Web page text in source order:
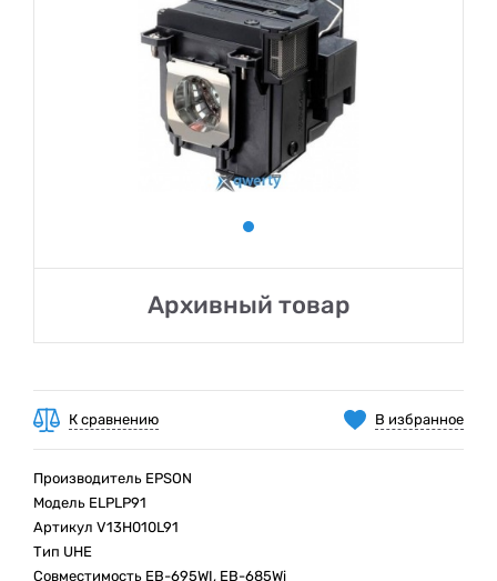
Архивный товар
В избранное
К сравнению
Производитель EPSON
Модель ELPLP91
Артикул V13H010L91
Тип UHE
Совместимость EB-695WI, EB-685Wi